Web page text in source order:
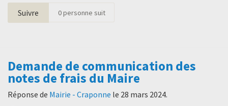
Suivre 0personne suit
Demande de communication des
notes de frais du Maire
Réponse de Mairie - Craponne le 28 mars 2024.